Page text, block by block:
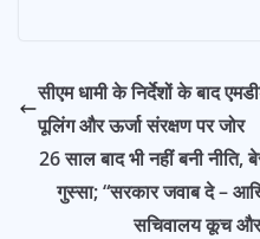
b
o
o
k
s
A
p
p
er l
सीएम धामी के निर्देशों के बाद
पूलिंग और ऊर्जा संरक्षण पर जोर
26 साल बाद भी नहीं बनी नीति,
गुस्सा; “सरकार जवाब दे –
सचिवालय कूच और